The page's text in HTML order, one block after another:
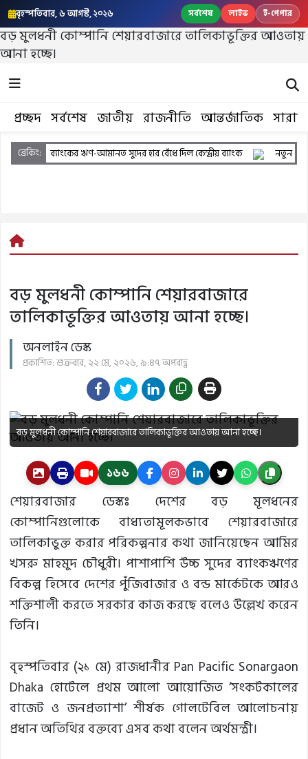
বৃহস্পতিবার, ৬ আগস্ট, ২০২৬ সর্বশেষ লাইভ ই-পেপার
বড় মুলধনী কোম্পানি শেয়ারবাজারে তালিকাভূক্তির আওতায়
আনা হচ্ছে।
প্রচ্ছদ সর্বশেষ জাতীয় রাজনীতি আন্তর্জাতিক
ব্রেকিং:
ঋণ-আমানত সুদের হার বেঁধে দিল কেন্দ্রীয় ব্যাংক নতুন পে স্কেলে থাকছে
বড় মুলধনী কোম্পানি শেয়ারবাজারে
তালিকাভূক্তির আওতায় আনা হচ্ছে।
অনলাইন ডেস্ক
প্রকাশিত: শুক্রবার, ২২ মে, ২০২৬, ৯:৪৭ অপরাহ্ণ
বড় মুলধনী কোম্পানি শেয়ারবাজারে তালিকাভূক্তির আওতায় আনা হচ্ছে।
১৬৬
শেয়ারবাজার ডেস্কঃ দেশের বড় মূলধনের
কোম্পানিগুলোকে বাধ্যতামূলকভাবে শেয়ারবাজারে
তালিকাভুক্ত করার পরিকল্পনার কথা জানিয়েছেন আমির
খসরু মাহমুদ চৌধুরী। পাশাপাশি উচ্চ সুদের ব্যাংকঋণের
বিকল্প হিসেবে দেশের পুঁজিবাজার ও বন্ড মার্কেটকে আরও
শক্তিশালী করতে সরকার কাজ করছে বলেও উল্লেখ করেন
তিনি।
বৃহস্পতিবার (২১ মে) রাজধানীর Pan Pacific Sonargaon
Dhaka হোটেলে প্রথম আলো আয়োজিত ‘সংকটকালের
বাজেট ও জনপ্রত্যাশা’ শীর্ষক গোলটেবিল আলোচনায়
প্রধান অতিথির বক্তব্যে এসব কথা বলেন অর্থমন্ত্রী।